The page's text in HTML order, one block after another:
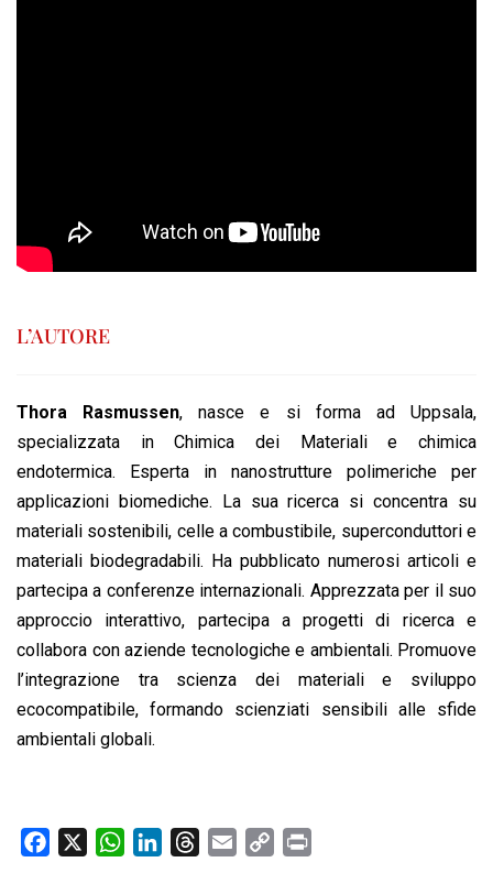
L’AUTORE
Thora Rasmussen, nasce e si forma ad Uppsala,
specializzata in Chimica dei Materiali e chimica
endotermica. Esperta in nanostrutture polimeriche per
applicazioni biomediche. La sua ricerca si concentra su
materiali sostenibili, celle a combustibile, superconduttori e
materiali biodegradabili. Ha pubblicato numerosi articoli e
partecipa a conferenze internazionali. Apprezzata per il suo
approccio interattivo, partecipa a progetti di ricerca e
collabora con aziende tecnologiche e ambientali. Promuove
l’integrazione tra scienza dei materiali e sviluppo
ecocompatibile, formando scienziati sensibili alle sfide
ambientali globali.
W